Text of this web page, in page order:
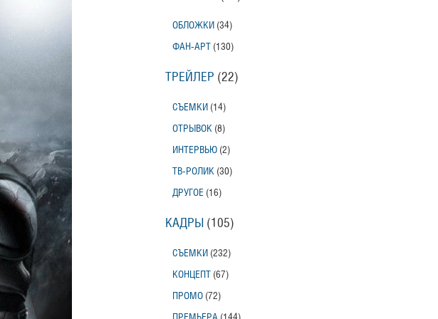
ОБЛОЖКИ (34)
ФАН-АРТ (130)
ТРЕЙЛЕР (22)
СЪЕМКИ (14)
ОТРЫВОК (8)
ИНТЕРВЬЮ (2)
ТВ-РОЛИК (30)
ДРУГОЕ (16)
КАДРЫ (105)
СЪЕМКИ (232)
КОНЦЕПТ (67)
ПРОМО (72)